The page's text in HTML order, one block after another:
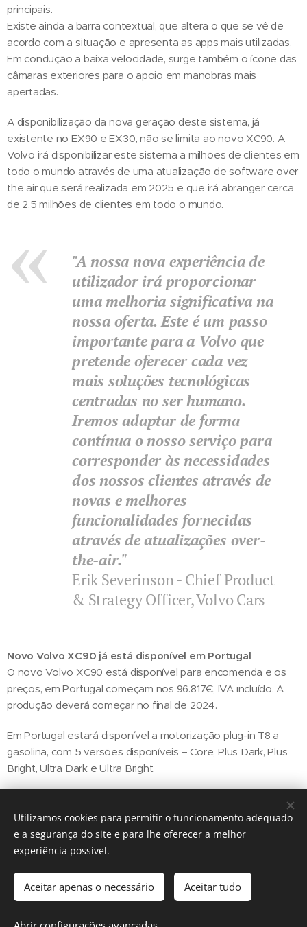
principais.
Existe ainda a barra contextual, que altera o que se vê de
acordo com a situação e apresenta as apps mais utilizadas.
Em condução a baixa velocidade, surge também o ícone das
câmaras exteriores para o apoio em manobras mais
apertadas.
A disponibilização da nova geração deste sistema, já
existente no EX90 e EX30, não se limita ao novo XC90. A
Volvo irá disponibilizar este sistema a milhões de clientes em
todo o mundo através de uma atualização de software over
the air que será realizada em 2025 e que irá abranger cerca
de 2,5 milhões de clientes em todo o mundo.
"A nossa nova experiência de
utilizador irá proporcionar
uma melhoria significativa na
nossa oferta. Este é um passo
importante para a Volvo que
pretende oferecer cada vez
mais soluções tecnológicas
centradas no ser humano.
Iremos adaptar de forma
contínua o nosso serviço para
corresponder às necessidades
dos nossos clientes através de
novas e melhores
funcionalidades fornecidas
através de atualizações over-
the-air."
Erik Severinson - Chief Product
& Strategy Officer, Volvo Cars
Novo Volvo XC90 já está disponível em Portugal
O novo Volvo XC90 está disponível para encomenda e os
preços, em Portugal começam nos 96.817€, IVA incluído. A
produção deverá começar no final de 2024.
Em Portugal estará disponível a motorização plug-in T8 a
gasolina, com 5 versões disponíveis – Core, Plus Dark, Plus
Bright, Ultra Dark e Ultra Bright.
Share
Utilizamos cookies para permitir o funcionamento adequado
e a segurança do site e para lhe oferecer a melhor
experiência possível.
Aceitar apenas o necessário Aceitar tudo